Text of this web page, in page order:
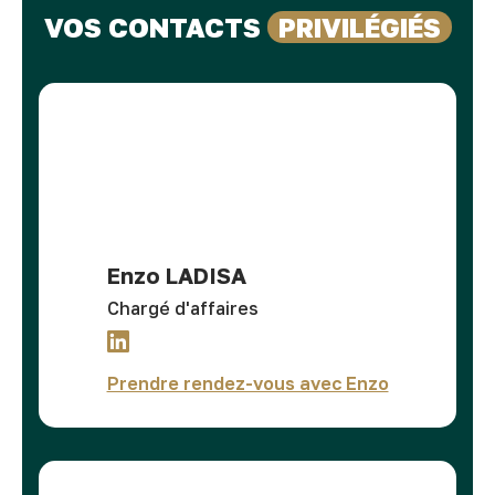
VOS CONTACTS PRIVILÉGIÉS
Enzo LADISA
Chargé d'affaires
Prendre rendez-vous avec Enzo